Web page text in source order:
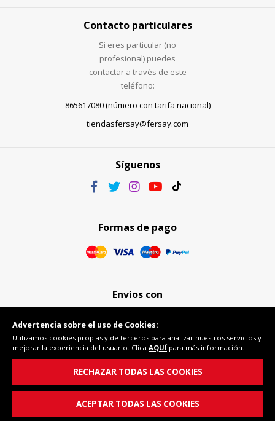
Contacto particulares
Si eres particular (no
profesional) puedes
contactar a través de este
teléfono:
865617080 (número con tarifa nacional)
tiendasfersay@fersay.com
Síguenos
Formas de pago
Envíos con
Compra segura
Advertencia sobre el uso de Cookies:
Utilizamos cookies propias y de terceros para analizar nuestros servicios y
mejorar la experiencia del usuario. Clica AQUÍ para más información.
RECHAZAR TODAS LAS COOKIES
ACEPTAR TODAS LAS COOKIES